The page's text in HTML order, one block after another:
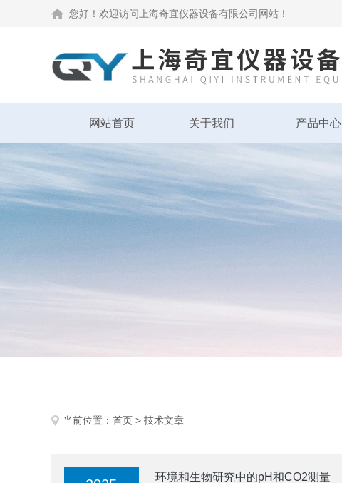
您好！欢迎访问上海奇宜仪器设备有限公司网站！
网站首页 关于我们 产品中心
当前位置： 首页 > 技术文章
环境和生物研究中的pH和CO2测量